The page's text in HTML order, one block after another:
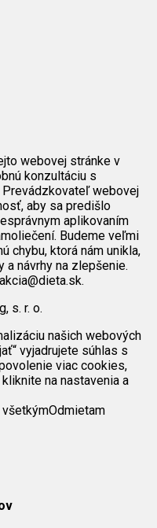
webovej stránke v
konzultáciu s
webovej
aby sa predišlo
aplikovaním
Budeme veľmi
chybu, ktorá nám unikla,
a návrhy na zlepšenie.
s. r. o.
našich webových
vyjadrujete súhlas s
viac cookies,
na nastavenia a
Odmietam